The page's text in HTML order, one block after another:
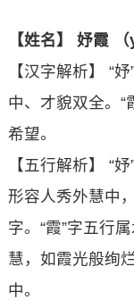
【姓名】 妤霞 （
【汉字解析】 “
中、才貌双全。“
希望。
【五行解析】 “
形容人秀外慧中
字。“霞”字五行
慧，如霞光般绚
中。